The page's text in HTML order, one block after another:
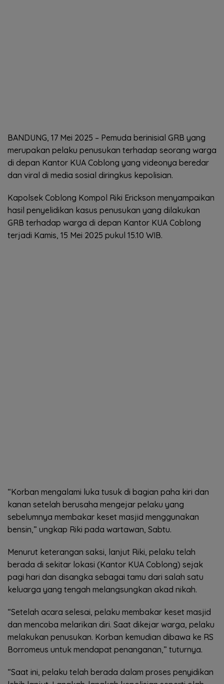
BANDUNG, 17 Mei 2025 – Pemuda berinisial GRB yang
merupakan pelaku penusukan terhadap seorang warga
di depan Kantor KUA Coblong yang videonya beredar
dan viral di media sosial diringkus kepolisian.
Kapolsek Coblong Kompol Riki Erickson menyampaikan
hasil penyelidikan kasus penusukan yang dilakukan
GRB terhadap warga di depan Kantor KUA Coblong
terjadi Kamis, 15 Mei 2025 pukul 15.10 WIB.
“Korban mengalami luka tusuk di bagian paha kiri dan
kanan setelah berusaha mengejar pelaku yang
sebelumnya membakar keset masjid menggunakan
bensin,” ungkap Riki pada wartawan, Sabtu.
Menurut keterangan saksi, lanjut Riki, pelaku telah
berada di sekitar lokasi (Kantor KUA Coblong) sejak
pagi hari dan disangka sebagai tamu dari salah satu
keluarga yang tengah melangsungkan akad nikah.
“Setelah acara selesai, pelaku membakar keset masjid
dan mencoba melarikan diri. Saat dikejar warga, pelaku
melakukan penusukan. Korban kemudian dibawa ke RS
Borromeus untuk mendapat penanganan,” tuturnya.
“Saat ini, pelaku telah berada dalam proses penyidikan